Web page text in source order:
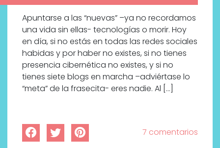
Apuntarse a las “nuevas” –ya no recordamos
una vida sin ellas- tecnologías o morir. Hoy
en día, si no estás en todas las redes sociales
habidas y por haber no existes, si no tienes
presencia cibernética no existes, y si no
tienes siete blogs en marcha –adviértase lo
“meta” de la frasecita- eres nadie. Al […]
7 comentarios